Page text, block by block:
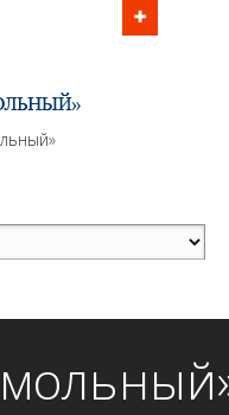
до 21:00 МСК
30